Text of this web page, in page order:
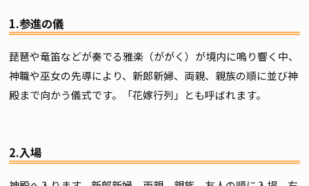
1.参進の儀
琵琶や竜笛などが奏でる雅楽（ががく）が境内に鳴り響く中、
神職や巫女の先導により、新郎新婦、両親、親族の順に並び神
殿まで向かう儀式です。「花嫁行列」とも呼ばれます。
2.入場